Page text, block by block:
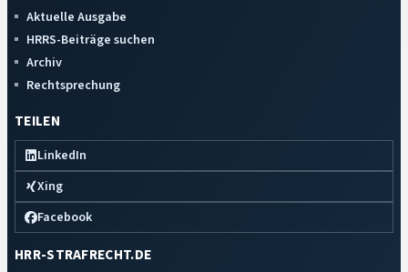
Aktuelle Ausgabe
HRRS-Beiträge suchen
Archiv
Rechtsprechung
TEILEN
LinkedIn
Xing
Facebook
HRR-STRAFRECHT.DE